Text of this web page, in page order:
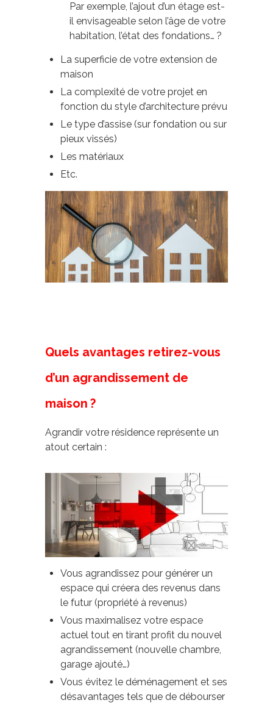
Par exemple, l’ajout d’un étage est-
il envisageable selon l’âge de votre
habitation, l’état des fondations… ?
La superficie de votre extension de
maison
La complexité de votre projet en
fonction du style d’architecture prévu
Le type d’assise (sur fondation ou sur
pieux vissés)
Les matériaux
Etc.
Quels avantages retirez-vous
d’un agrandissement de
maison ?
Agrandir votre résidence représente un
atout certain :
Vous agrandissez pour générer un
espace qui créera des revenus dans
le futur (propriété à revenus)
Vous maximalisez votre espace
actuel tout en tirant profit du nouvel
agrandissement (nouvelle chambre,
garage ajouté…)
Vous évitez le déménagement et ses
désavantages tels que de débourser